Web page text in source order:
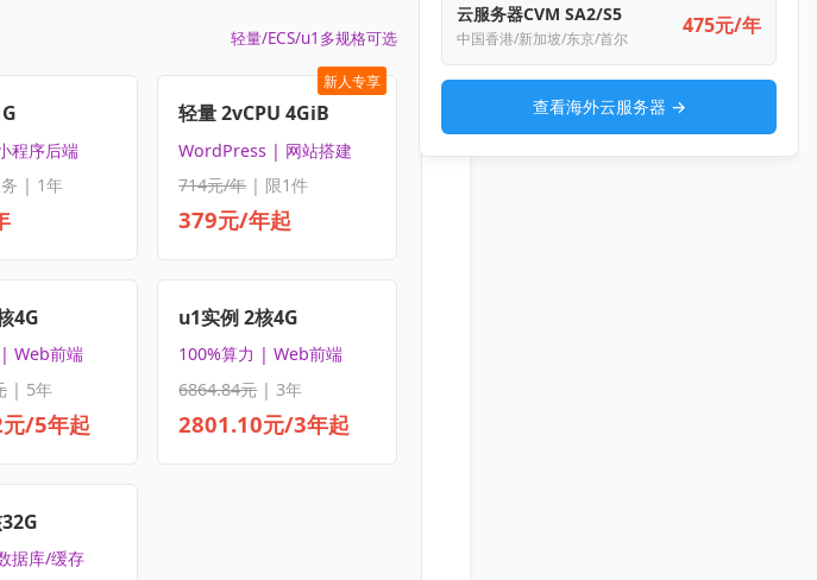
轻量/ECS/u1多规格可选
程序后端
务 | 1年
新人专享
轻量 2vCPU 4GiB
WordPress | 网站搭建
714元/年| 限1件
379元/年起
4G
Web前端
| 5年
/5年起
u1实例 2核4G
100%算力 | Web前端
6864.84元| 3年
2801.10元/3年起
据库/缓存
云服务器CVM SA2/S5
中国香港/新加坡/东京/首尔
475元/年
查看海外云服务器 →